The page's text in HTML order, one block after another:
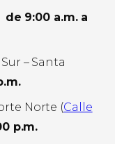
9:00 a.m. a
– Santa
Norte (Calle
p.m.